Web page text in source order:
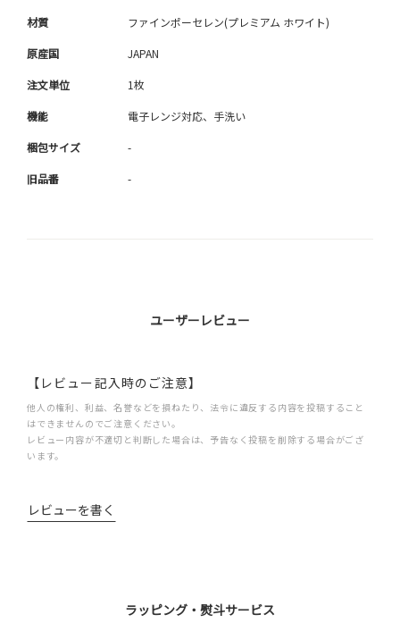
材質 ファインポーセレン(プレミアム ホワイト)
原産国 JAPAN
注文単位 1枚
機能 電子レンジ対応、手洗い
梱包サイズ -
旧品番 -
ユーザーレビュー
【レビュー記入時のご注意】
他人の権利、利益、名誉などを損ねたり、法令に違反する内容を投稿すること
はできませんのでご注意ください。
レビュー内容が不適切と判断した場合は、予告なく投稿を削除する場合がござ
います。
レビューを書く
ラッピング・熨斗サービス